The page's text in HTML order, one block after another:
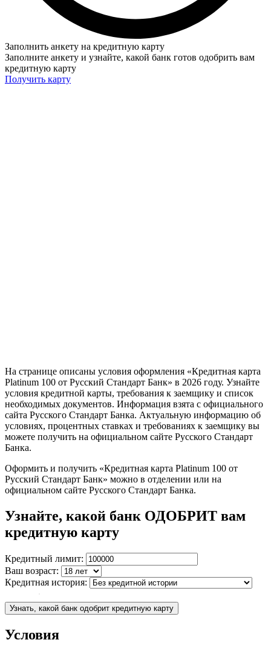
Заполнить анкету на кредитную карту
Заполните анкету и узнайте, какой банк готов одобрить вам
кредитную карту
Получить карту
На странице описаны условия оформления «Кредитная карта
Platinum 100 от Русский Стандарт Банк» в 2026 году. Узнайте
условия кредитной карты, требования к заемщику и список
необходимых документов. Информация взята с официального
сайта Русского Стандарт Банка. Актуальную информацию об
условиях, процентных ставках и требованиях к заемщику вы
можете получить на официальном сайте Русского Стандарт
Банка.
Оформить и получить «Кредитная карта Platinum 100 от
Русский Стандарт Банк» можно в отделении или на
официальном сайте Русского Стандарт Банка.
Узнайте, какой банк ОДОБРИТ вам
кредитную карту
Кредитный лимит:
Ваш возраст:
Кредитная история:
Узнать, какой банк одобрит кредитную карту
Условия